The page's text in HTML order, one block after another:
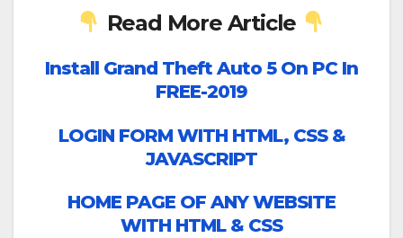
Read More Article
Install Grand Theft Auto 5 On PC In
FREE-2019
LOGIN FORM WITH HTML, CSS &
JAVASCRIPT
HOME PAGE OF ANY WEBSITE
WITH HTML & CSS